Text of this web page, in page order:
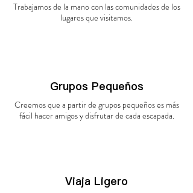
Trabajamos de la mano con las comunidades de los
lugares que visitamos.
Grupos Pequeños
Creemos que a partir de grupos pequeños es más
fácil hacer amigos y disfrutar de cada escapada.
Viaja Ligero